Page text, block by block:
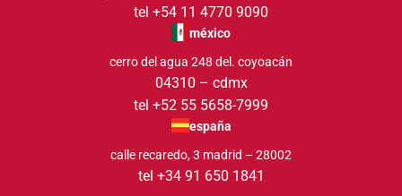
tel +54 11 4770 9090
méxico
cerro del agua 248 del. coyoacán
04310 – cdmx
tel +52 55 5658-7999
españa
calle recaredo, 3 madrid – 28002
tel +34 91 650 1841